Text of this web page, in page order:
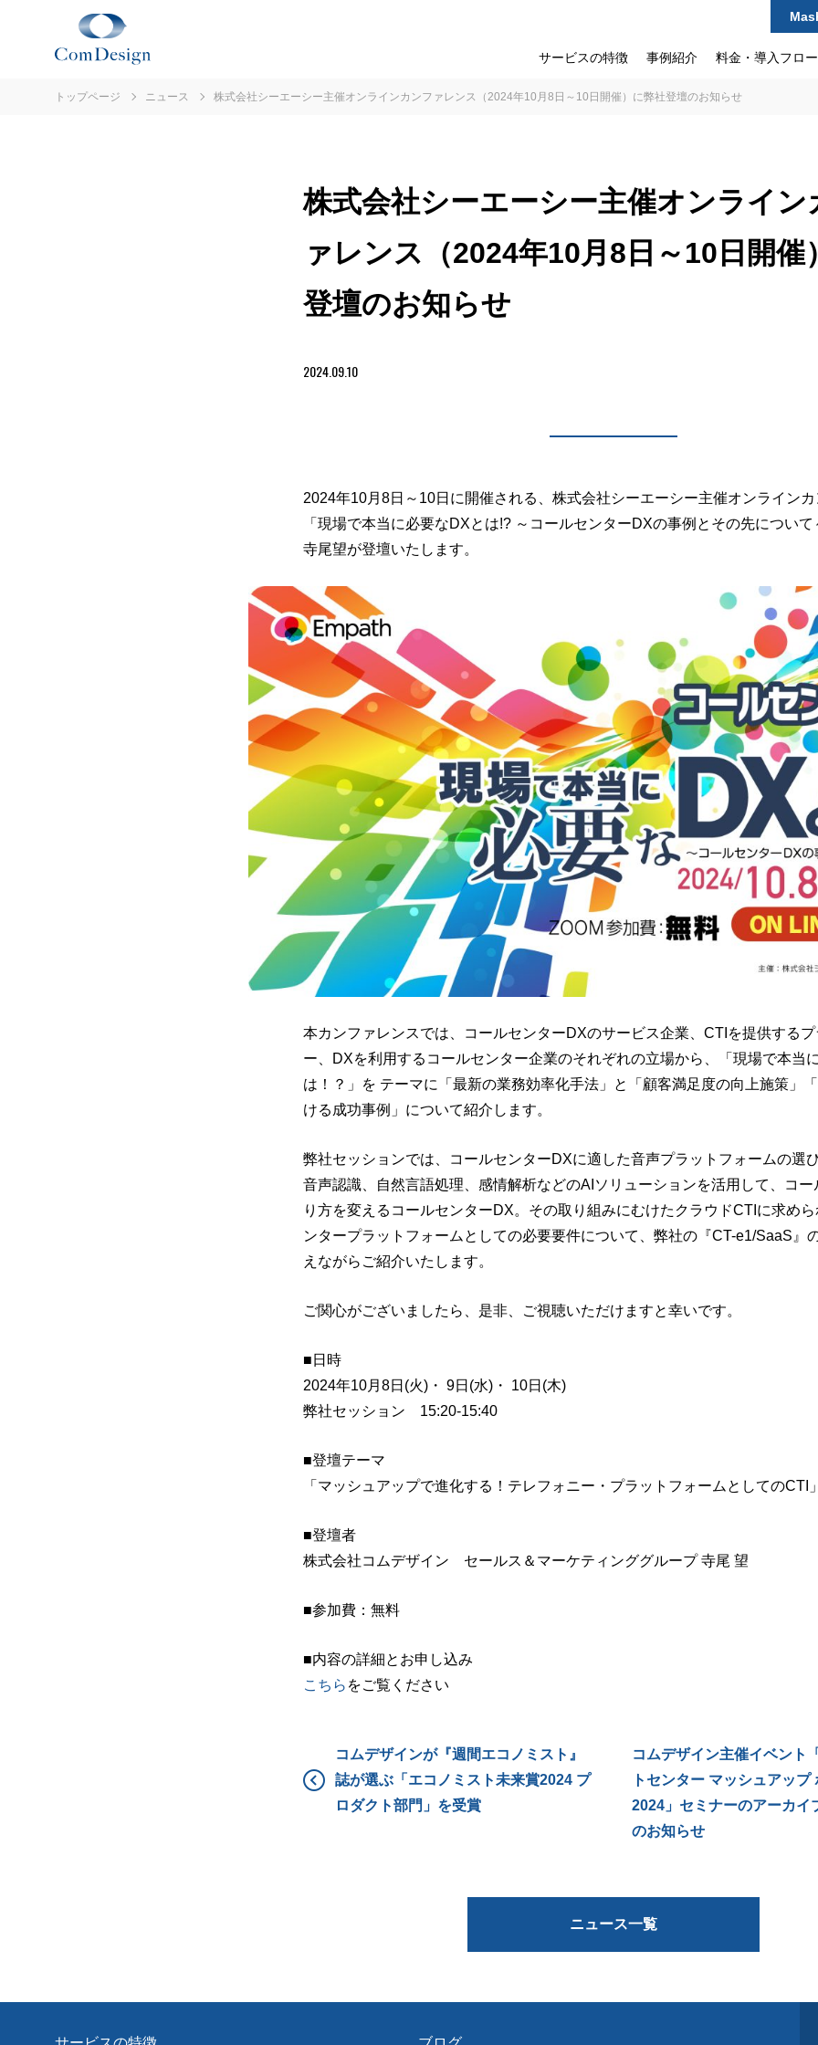
サービスの特徴 事例紹介 料金・導入フロー
トップページ ニュース 株式会社シーエーシー主催オンラインカンファレンス（2024年10月8日～10日開催）に弊社登壇のお知らせ
株式会社シーエーシー主催オンライン
ァレンス（2024年10月8日～10日開催
登壇のお知らせ
2024.09.10
2024年10月8日～10日に開催される、株式会社シーエーシー主催オンライン
「現場で本当に必要なDXとは!? ～コールセンターDXの事例とその先について
寺尾望が登壇いたします。
本カンファレンスでは、コールセンターDXのサービス企業、CTIを提供する
ー、DXを利用するコールセンター企業のそれぞれの立場から、「現場で本当
は！？」を テーマに「最新の業務効率化手法」と「顧客満足度の向上施策」
ける成功事例」について紹介します。
弊社セッションでは、コールセンターDXに適した音声プラットフォームの選
音声認識、自然言語処理、感情解析などのAIソリューションを活用して、コー
り方を変えるコールセンターDX。その取り組みにむけたクラウドCTIに求め
ンタープラットフォームとしての必要要件について、弊社の『CT-e1/SaaS』
えながらご紹介いたします。
ご関心がございましたら、是非、ご視聴いただけますと幸いです。
■日時
2024年10月8日(火)・ 9日(水)・ 10日(木)
弊社セッション 15:20-15:40
■登壇テーマ
「マッシュアップで進化する！テレフォニー・プラットフォームとしてのCTI」
■登壇者
株式会社コムデザイン セールス＆マーケティンググループ 寺尾 望
■参加費：無料
■内容の詳細とお申し込み
こちら をご覧ください
コムデザインが『週間エコノミスト』
誌が選ぶ「エコノミスト未来賞2024 プ
ロダクト部門」を受賞
コムデザイン主催イベント
トセンター マッシュアップ
2024」セミナーのアーカイ
のお知らせ
ニュース一覧